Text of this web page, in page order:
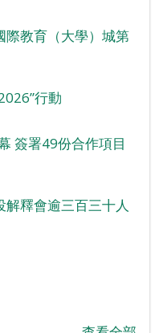
際教育（大學）城第
行動
簽署49份合作項目
釋會逾三百三十人